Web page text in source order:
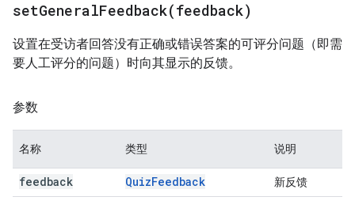
setGeneralFeedback(feedback)
设置在受访者回答没有正确或错误答案的可评分问题（即需
要人工评分的问题）时向其显示的反馈。
参数
名称 类型 说明
feedback QuizFeedback 新反馈